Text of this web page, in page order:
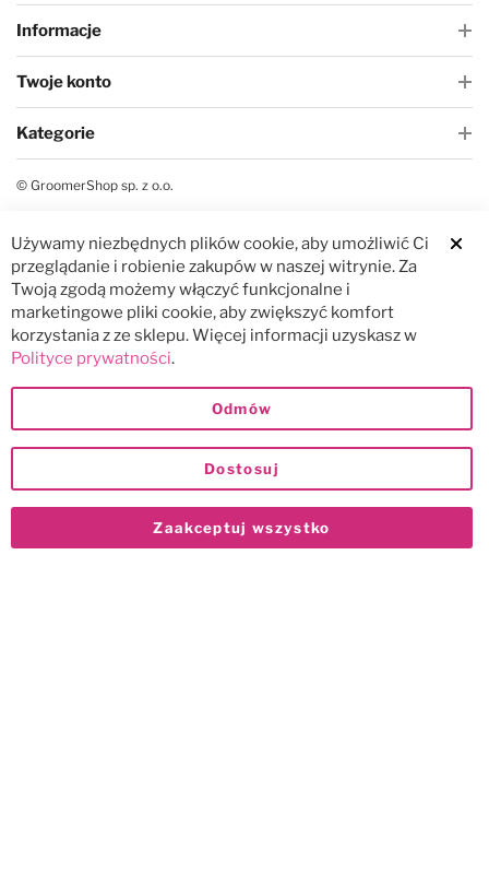
Informacje
Twoje konto
Kategorie
© GroomerShop sp. z o.o.
Używamy niezbędnych plików cookie, aby umożliwić Ci
przeglądanie i robienie zakupów w naszej witrynie. Za
Twoją zgodą możemy włączyć funkcjonalne i
marketingowe pliki cookie, aby zwiększyć komfort
korzystania z ze sklepu. Więcej informacji uzyskasz w
Polityce prywatności.
Zaakceptuj wszystko
Dostosuj
Odmów